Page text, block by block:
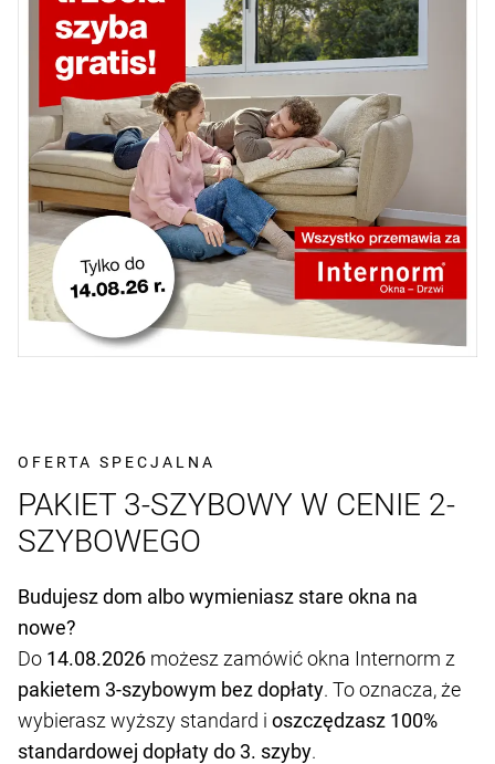
OFERTA SPECJALNA
PAKIET 3-SZYBOWY W CENIE 2-
SZYBOWEGO
Budujesz dom albo wymieniasz stare okna na
nowe?
Do 14.08.2026 możesz zamówić okna Internorm z
pakietem 3-szybowym bez dopłaty. To oznacza, że
wybierasz wyższy standard i oszczędzasz 100%
standardowej dopłaty do 3. szyby.